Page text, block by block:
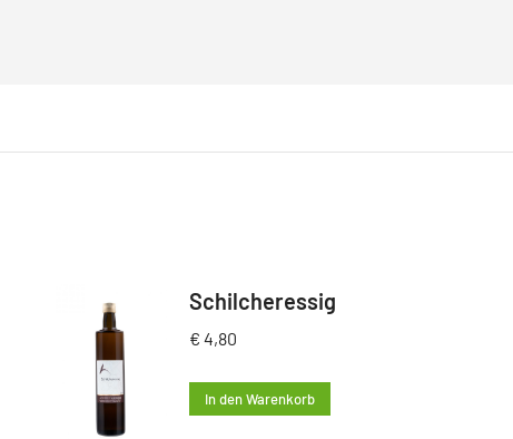
Schilcheressig
€ 4,80
In den Warenkorb